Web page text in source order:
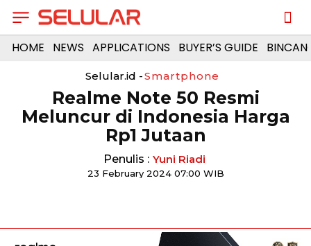
HOME NEWS APPLICATIONS BUYER’S GUIDE
Selular.id -Smartphone
Realme Note 50 Resmi
Meluncur di Indonesia Harga
Rp1 Jutaan
Penulis : Yuni Riadi
23 February 2024 07:00 WIB